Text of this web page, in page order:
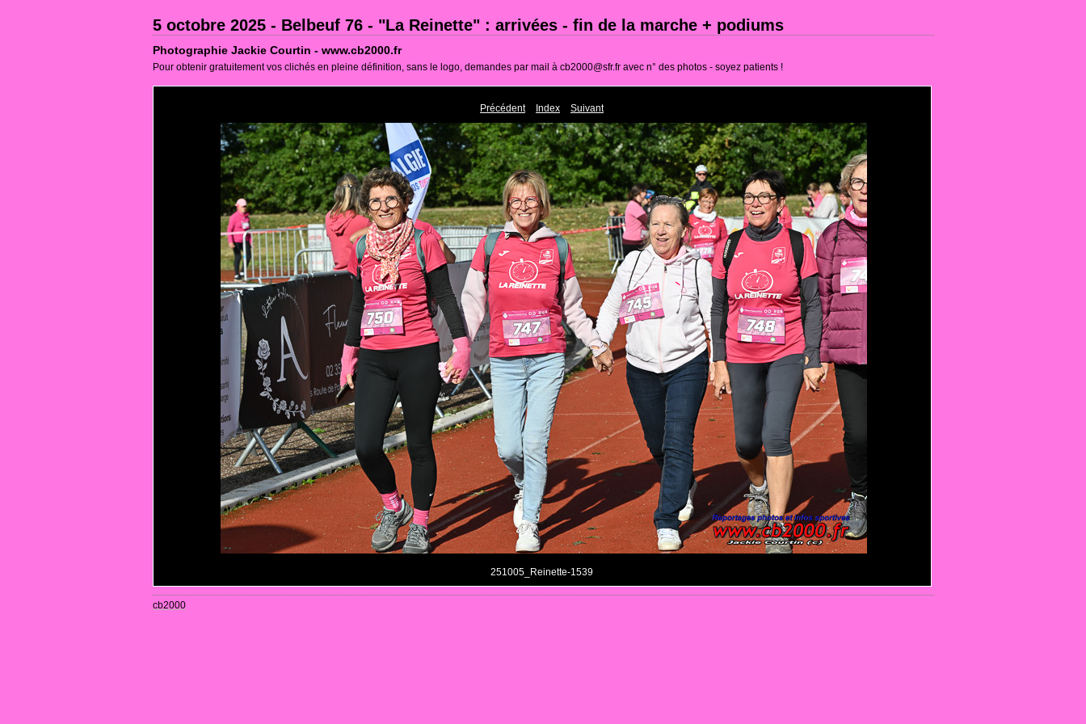
5 octobre 2025 - Belbeuf 76 - "La Reinette" : arrivées - fin de la marche + podiums
Photographie Jackie Courtin - www.cb2000.fr
Pour obtenir gratuitement vos clichés en pleine définition, sans le logo, demandes par mail à cb2000@sfr.fr avec n° des photos - soyez patients !
Précédent Index Suivant
251005_Reinette-1539
cb2000